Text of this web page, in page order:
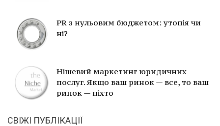
PR з нульовим бюджетом: утопія чи
ні?
Нішевий маркетинг юридичних
послуг. Якщо ваш ринок — все, то ваш
ринок — ніхто
СВІЖІ ПУБЛІКАЦІЇ